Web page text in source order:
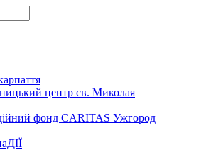
центр св. Миколая
фонд CARITAS Ужгород